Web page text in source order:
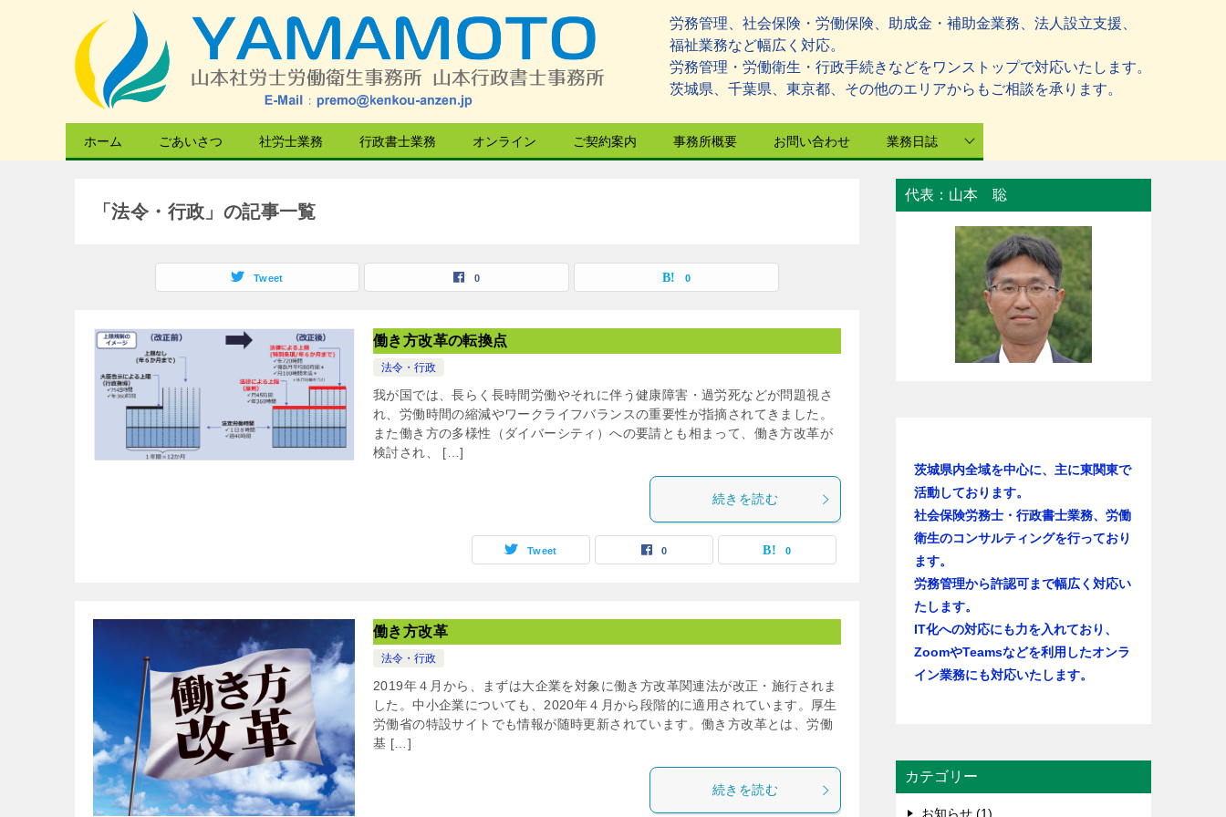
労務管理、社会保険・労働保険、助成金・補助金業務、法人設立支援、
福祉業務など幅広く対応。
労務管理・労働衛生・行政手続きなどをワンストップで対応いたします。
茨城県、千葉県、東京都、その他のエリアからもご相談を承ります。
ホーム ごあいさつ 社労士業務 行政書士業務 オンライン ご契約案内 事務所概要 お問い合わせ 業務日誌
「法令・行政」の記事一覧
Tweet 0 0
働き方改革の転換点
法令・行政
我が国では、長らく長時間労働やそれに伴う健康障害・過労死などが問題視さ
れ、労働時間の縮減やワークライフバランスの重要性が指摘されてきました。
また働き方の多様性（ダイバーシティ）への要請とも相まって、働き方改革が
検討され、 […]
続きを読む
Tweet 0 0
働き方改革
法令・行政
2019年４月から、まずは大企業を対象に働き方改革関連法が改正・施行されま
した。中小企業についても、2020年４月から段階的に適用されています。厚生
労働省の特設サイトでも情報が随時更新されています。働き方改革とは、労働
基 […]
続きを読む
代表：山本 聡
茨城県内全域を中心に、主に東関東で
活動しております。
社会保険労務士・行政書士業務、労働
衛生のコンサルティングを行っており
ます。
労務管理から許認可まで幅広く対応い
たします。
IT化への対応にも力を入れており、
ZoomやTeamsなどを利用したオンラ
イン業務にも対応いたします。
カテゴリー
お知らせ (1)